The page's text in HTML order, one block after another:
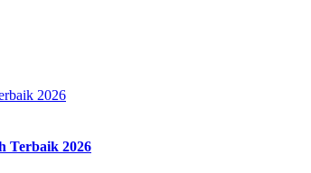
Terbaik 2026